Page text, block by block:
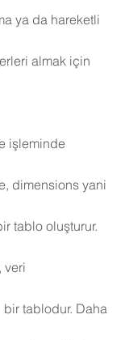
ya da hareketli
almak için
işleminde
dimensions yani
tablo oluşturur.
veri
bir tablodur. Daha